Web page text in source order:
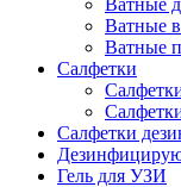
Ватные
Ватные
Ватные
Салфетки
Салфетки
Гель для УЗИ